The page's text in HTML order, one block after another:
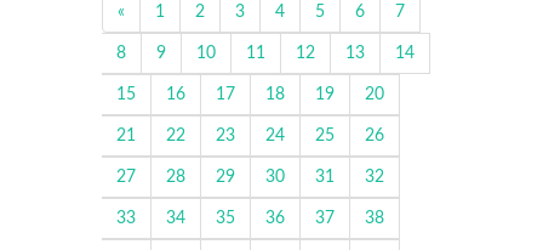
« 1 2 3 4 5 6 7
8 9 10 11 12 13 14
15 16 17 18 19 20
21 22 23 24 25 26
27 28 29 30 31 32
33 34 35 36 37 38